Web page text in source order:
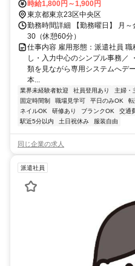
５分
時給1,800円～1,900円
東京都東京23区中央区
勤務時間詳細 【勤務曜日】 月
30（休憩60分）
仕事内容 雇用形態：派遣社員
し・入力中心のシンプル事務／
類を見ながら専用システムへデ
本...
業界未経験者歓迎 社員登用あり 主婦・
固定時間制
職場見学可 平日のみOK
ネイルOK
研修あり ブランクOK 交通
駅近5分以内
土日祝休み 服装自由
同じ企業の求人
派遣社員